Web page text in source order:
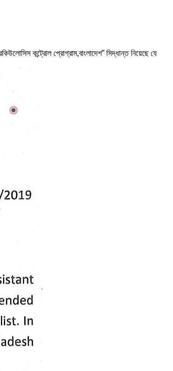
কন্ট্রোল প্রোগ্রাম,বাংলাদেশ” সিদ্ধান্ত নিয়েছে যে